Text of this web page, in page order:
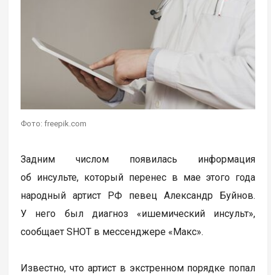
Фото: freepik.com
Задним числом появилась информация
об инсульте, который перенес в мае этого года
народный артист РФ певец Александр Буйнов.
У него был диагноз «ишемический инсульт»,
сообщает SHOT в мессенджере «Макс».
Известно, что артист в экстренном порядке попал